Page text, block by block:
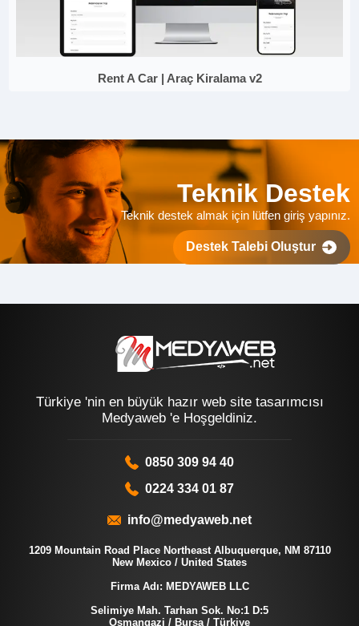
Rent A Car | Araç Kiralama v2
Teknik Destek
Teknik destek almak için lütfen giriş yapınız.
Destek Talebi Oluştur
Türkiye 'nin en büyük hazır web site tasarımcısı
Medyaweb 'e Hoşgeldiniz.
0850 309 94 40
0224 334 01 87
info@medyaweb.net
1209 Mountain Road Place Northeast Albuquerque, NM 87110
New Mexico / United States
Firma Adı: MEDYAWEB LLC
Selimiye Mah. Tarhan Sok. No:1 D:5
Osmangazi / Bursa / Türkiye